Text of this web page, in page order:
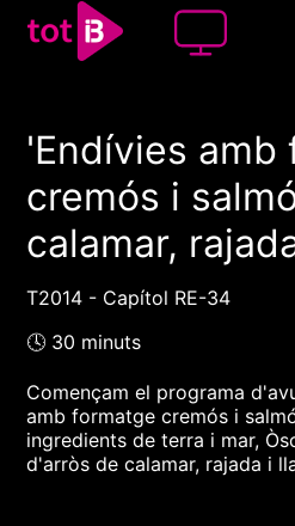
00:00 00:00
1x
'Endívies amb
cremós i
calamar,
T2014 - Capítol RE-34
🕓 30 minuts
Començam el programa
amb formatge cremós i
ingredients de terra i mar,
d'arròs de calamar, rajada i